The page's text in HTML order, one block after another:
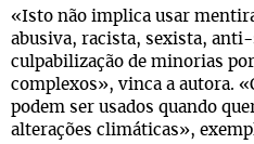
«Isto não implica usar
abusiva, racista, sexista,
culpabilização de minorias
complexos», vinca a autora.
podem ser usados quando
alterações climáticas»,